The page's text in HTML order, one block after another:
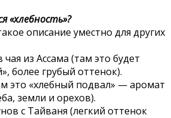
«хлебность»?
описание уместно для других
из Ассама (там это будет
более грубый оттенок).
это «хлебный подвал» — аромат
земли и орехов).
с Тайваня (легкий оттенок